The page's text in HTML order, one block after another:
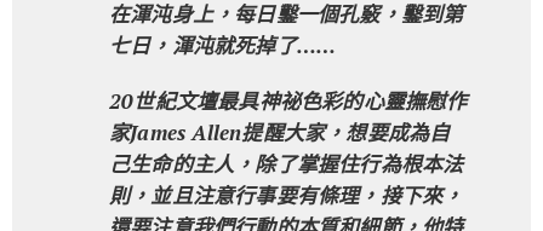
在渾沌身上，每日鑿一個孔竅，鑿到第
七日，渾沌就死掉了……
20世紀文壇最具神祕色彩的心靈撫慰作
家James Allen提醒大家，想要成為自
己生命的主人，除了掌握住行為根本法
則，並且注意行事要有條理，接下來，